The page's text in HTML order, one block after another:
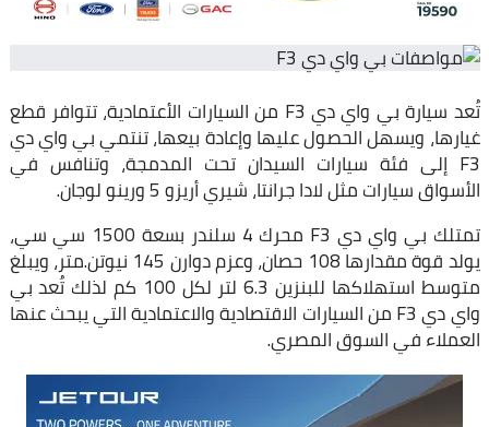
تُعد سيارة بي واي دي F3 من السيارات الأعتمادية، تتوافر قطع
غيارها، ويسهل الحصول عليها وإعادة بيعها، تنتمي بي واي دي
F3 إلى فئة سيارات السيدان تحت المدمجة، وتنافس في
الأسواق سيارات مثل لادا جرانتا، شيري أريزو 5 ورينو لوجان.
تمتلك بي واي دي F3 محرك 4 سلندر بسعة 1500 سي سي،
يولد قوة مقدارها 108 حصان، وعزم دوارن 145 نيوتن.متر، ويبلغ
متوسط استهلاكها للبنزين 6.3 لتر لكل 100 كم لذلك تُعد بي
واي دي F3 من السيارات الاقتصادية والاعتمادية التي يبحث عنها
العملاء في السوق المصري.